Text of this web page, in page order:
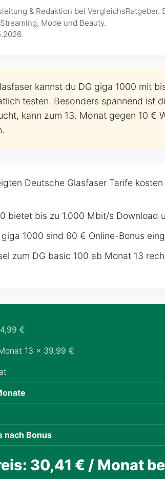
& Redaktion bei VergleichsRatgeber.
Mode und Beauty.
.
kannst du DG giga 1000 mit
testen. Besonders spannend ist
kann zum 13. Monat gegen 10 €
Deutsche Glasfaser Tarife
bietet bis zu 1.000 Mbit/s Download
giga 1000 sind 60 € Online-Bonus
zum DG basic 100 ab Monat 13
€
13 x 39,99 €
nach Bonus
30,41 € / Monat